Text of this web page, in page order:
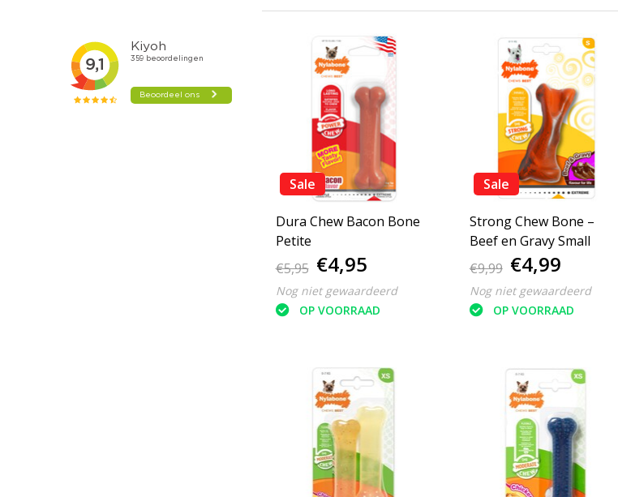
Sale
Dura Chew Bacon Bone
Petite
€5,95 €4,95
Nog niet gewaardeerd
OP VOORRAAD
Sale
Strong Chew Bone –
Beef en Gravy Small
€9,99 €4,99
Nog niet gewaardeerd
OP VOORRAAD